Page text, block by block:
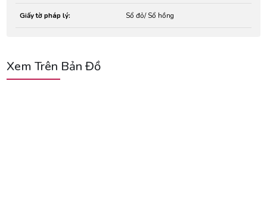
Giấy tờ pháp lý: Sổ đỏ/ Sổ hồng
Xem Trên Bản Đồ